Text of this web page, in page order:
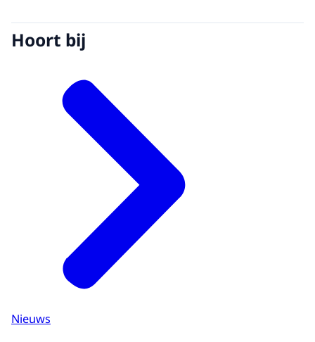
Hoort bij
Nieuws